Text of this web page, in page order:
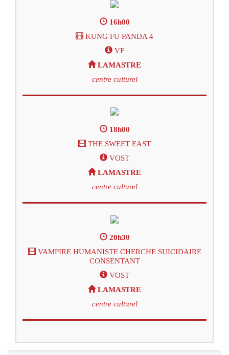
16h00
KUNG FU PANDA 4
VF
LAMASTRE
centre culturel
18h00
THE SWEET EAST
VOST
LAMASTRE
centre culturel
20h30
VAMPIRE HUMANISTE CHERCHE SUICIDAIRE
CONSENTANT
VOST
LAMASTRE
centre culturel